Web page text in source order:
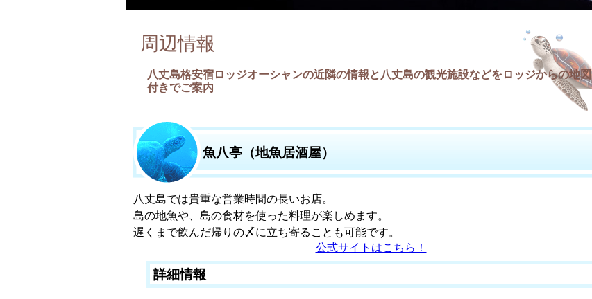
周辺情報
八丈島格安宿ロッジオーシャンの近隣の情報と八丈島の観光施設などをロッジからの地図
付きでご案内
魚八亭（地魚居酒屋）
八丈島では貴重な営業時間の長いお店。
島の地魚や、島の食材を使った料理が楽しめます。
遅くまで飲んだ帰りの〆に立ち寄ることも可能です。
公式サイトはこちら！
詳細情報